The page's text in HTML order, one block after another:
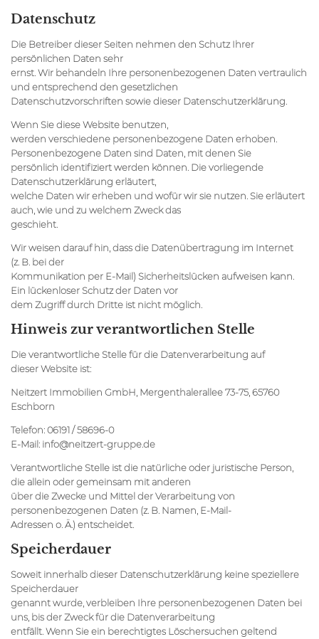
Datenschutz
Die Betreiber dieser Seiten nehmen den Schutz Ihrer
persönlichen Daten sehr
ernst. Wir behandeln Ihre personenbezogenen Daten vertraulich
und entsprechend den gesetzlichen
Datenschutzvorschriften sowie dieser Datenschutzerklärung.
Wenn Sie diese Website benutzen,
werden verschiedene personenbezogene Daten erhoben.
Personenbezogene Daten sind Daten, mit denen Sie
persönlich identifiziert werden können. Die vorliegende
Datenschutzerklärung erläutert,
welche Daten wir erheben und wofür wir sie nutzen. Sie erläutert
auch, wie und zu welchem Zweck das
geschieht.
Wir weisen darauf hin, dass die Datenübertragung im Internet
(z. B. bei der
Kommunikation per E-Mail) Sicherheitslücken aufweisen kann.
Ein lückenloser Schutz der Daten vor
dem Zugriff durch Dritte ist nicht möglich.
Hinweis zur verantwortlichen Stelle
Die verantwortliche Stelle für die Datenverarbeitung auf
dieser Website ist:
Neitzert Immobilien GmbH, Mergenthalerallee 73-75, 65760
Eschborn
Telefon: 06191 / 58696-0
E-Mail: info@neitzert-gruppe.de
Verantwortliche Stelle ist die natürliche oder juristische Person,
die allein oder gemeinsam mit anderen
über die Zwecke und Mittel der Verarbeitung von
personenbezogenen Daten (z. B. Namen, E-Mail-
Adressen o. Ä.) entscheidet.
Speicherdauer
Soweit innerhalb dieser Datenschutzerklärung keine speziellere
Speicherdauer
genannt wurde, verbleiben Ihre personenbezogenen Daten bei
uns, bis der Zweck für die Datenverarbeitung
entfällt. Wenn Sie ein berechtigtes Löschersuchen geltend